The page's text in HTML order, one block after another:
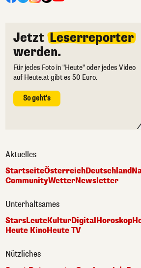
Jetzt Leserreporter
werden.
Für jedes Foto in "Heute" oder jedes Video
auf Heute.at gibt es 50 Euro.
So geht's
Aktuelles
StartseiteÖsterreichDeutschland
CommunityWetterNewsletter
Unterhaltsames
StarsLeuteKulturDigital Horoskop
Heute KinoHeute TV
Nützliches